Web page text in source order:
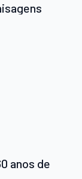
anos de